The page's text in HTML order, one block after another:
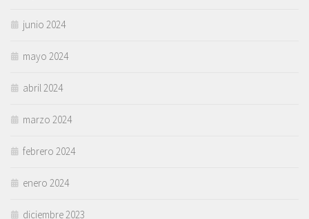
junio 2024
mayo 2024
abril 2024
marzo 2024
febrero 2024
enero 2024
diciembre 2023